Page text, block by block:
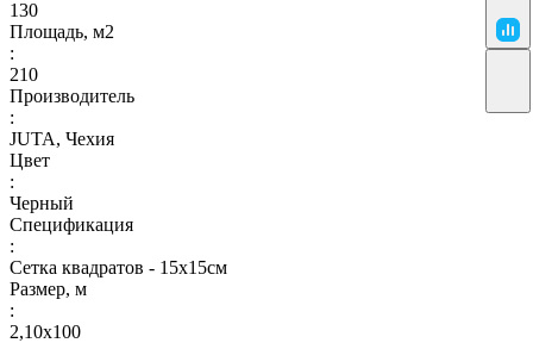
130
Площадь, м2
:
210
Производитель
:
JUTA, Чехия
Цвет
:
Черный
Спецификация
:
Сетка квадратов - 15х15см
Размер, м
:
2,10х100